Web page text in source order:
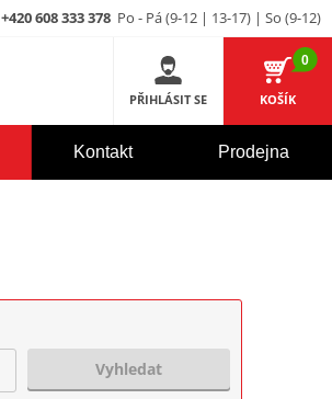
+420 608 333 378 Po - Pá (9-12 | 13-17) | So (9-12)
PŘIHLÁSIT SE
0
KOŠÍK
Kontakt Prodejna
Vyhledat